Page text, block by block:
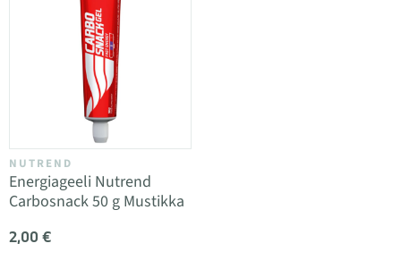
NUTREND
Energiageeli Nutrend
Carbosnack 50 g Mustikka
2,00 €